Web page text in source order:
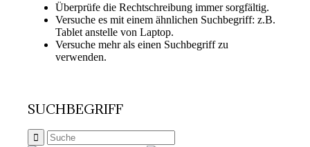
Überprüfe die Rechtschreibung immer sorgfältig.
Versuche es mit einem ähnlichen Suchbegriff: z.B.
Tablet anstelle von Laptop.
Versuche mehr als einen Suchbegriff zu
verwenden.
SUCHBEGRIFF